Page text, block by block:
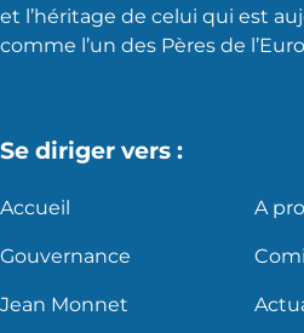
et l’héritage de celui qui est
comme l’un des Pères de
Se diriger vers :
Accueil A
Gouvernance
Jean Monnet